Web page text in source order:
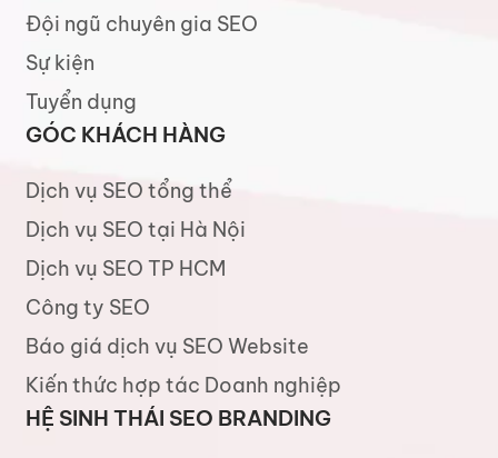
Đội ngũ chuyên gia SEO
Sự kiện
Tuyển dụng
GÓC KHÁCH HÀNG
Dịch vụ SEO tổng thể
Dịch vụ SEO tại Hà Nội
Dịch vụ SEO TP HCM
Công ty SEO
Báo giá dịch vụ SEO Website
Kiến thức hợp tác Doanh nghiệp
HỆ SINH THÁI SEO BRANDING